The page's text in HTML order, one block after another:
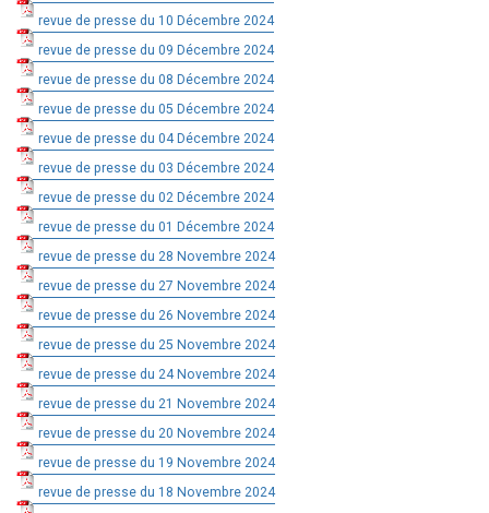
revue de presse du 10 Décembre 2024
revue de presse du 09 Décembre 2024
revue de presse du 08 Décembre 2024
revue de presse du 05 Décembre 2024
revue de presse du 04 Décembre 2024
revue de presse du 03 Décembre 2024
revue de presse du 02 Décembre 2024
revue de presse du 01 Décembre 2024
revue de presse du 28 Novembre 2024
revue de presse du 27 Novembre 2024
revue de presse du 26 Novembre 2024
revue de presse du 25 Novembre 2024
revue de presse du 24 Novembre 2024
revue de presse du 21 Novembre 2024
revue de presse du 20 Novembre 2024
revue de presse du 19 Novembre 2024
revue de presse du 18 Novembre 2024